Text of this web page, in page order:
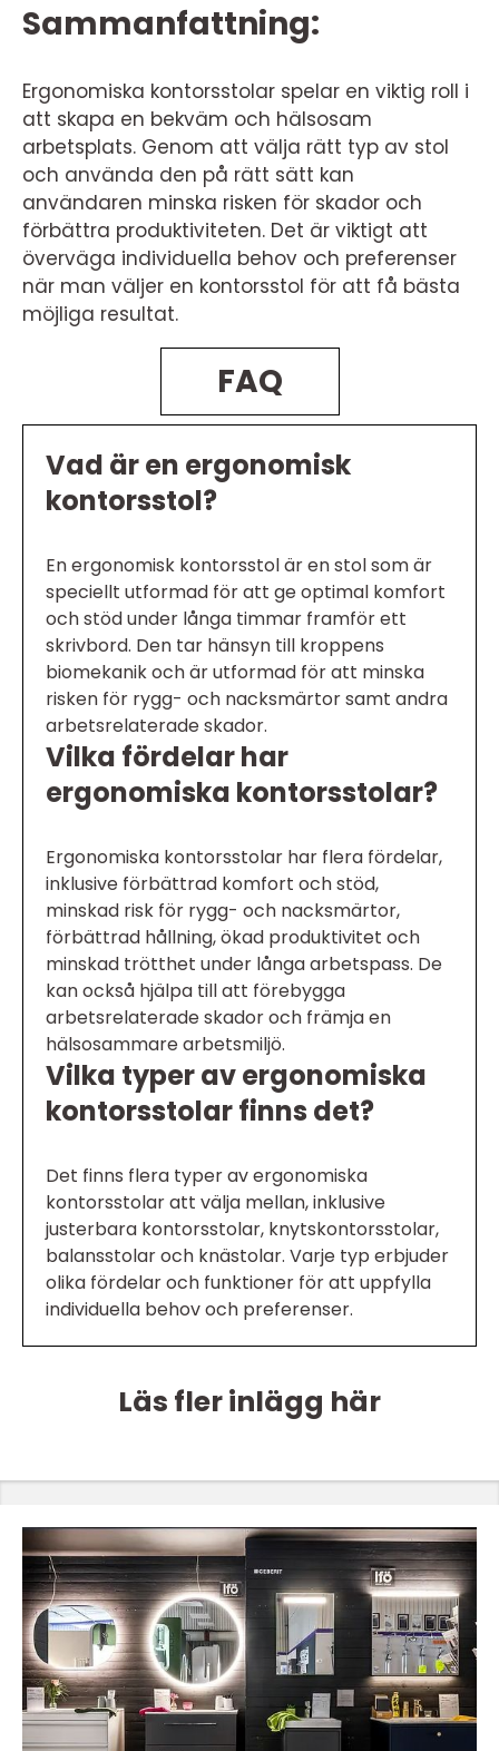
Sammanfattning:
Ergonomiska kontorsstolar spelar en viktig roll i
att skapa en bekväm och hälsosam
arbetsplats. Genom att välja rätt typ av stol
och använda den på rätt sätt kan
användaren minska risken för skador och
förbättra produktiviteten. Det är viktigt att
överväga individuella behov och preferenser
när man väljer en kontorsstol för att få bästa
möjliga resultat.
FAQ
Vad är en ergonomisk
kontorsstol?
En ergonomisk kontorsstol är en stol som är
speciellt utformad för att ge optimal komfort
och stöd under långa timmar framför ett
skrivbord. Den tar hänsyn till kroppens
biomekanik och är utformad för att minska
risken för rygg- och nacksmärtor samt andra
arbetsrelaterade skador.
Vilka fördelar har
ergonomiska kontorsstolar?
Ergonomiska kontorsstolar har flera fördelar,
inklusive förbättrad komfort och stöd,
minskad risk för rygg- och nacksmärtor,
förbättrad hållning, ökad produktivitet och
minskad trötthet under långa arbetspass. De
kan också hjälpa till att förebygga
arbetsrelaterade skador och främja en
hälsosammare arbetsmiljö.
Vilka typer av ergonomiska
kontorsstolar finns det?
Det finns flera typer av ergonomiska
kontorsstolar att välja mellan, inklusive
justerbara kontorsstolar, knytskontorsstolar,
balansstolar och knästolar. Varje typ erbjuder
olika fördelar och funktioner för att uppfylla
individuella behov och preferenser.
Läs fler inlägg här